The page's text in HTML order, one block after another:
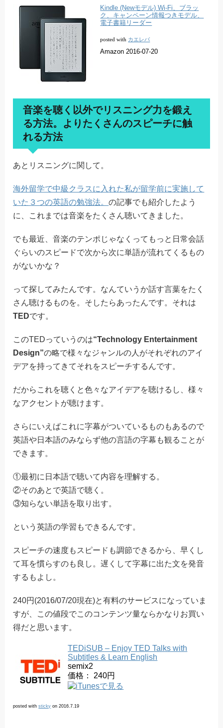
Kindle (Newモデル) Wi-Fi、ブラッ
ク、キャンペーン情報つきモデル、
電子書籍リーダー
posted with カエレバ
Amazon 2016-07-20
音楽を聴く以外でリスニング力を鍛え
る方法。よりたくさんのスピーチに触
れる方法
あとリスニングに関して。
海外留学で中級クラスに入れた私が留学前に実施して
いた３つの英語の勉強法。の記事でも紹介したよう
に、これまでは音楽をたくさん聴いてきました。
でも最近、音楽のテンポじゃなくってもっと日常会話
ぐらいのスピードで次から次に単語が流れてくるもの
がないかな？
って探してみたんです。なんていうか話す言葉をたく
さん聴けるものを。そしたらあったんです。それは
TEDです。
このTEDっていうのは“Technology Entertainment
Design”の略で様々なジャンルの人がそれぞれのアイ
デアを持ってきてそれをスピーチするんです。
だからこれを聴くと色々なアイデアを聴けるし、様々
なアクセントが聴けます。
さらにいえばこれに字幕がついているものもあるので
英語や日本語のみならず他の言語の字幕も観ることが
できます。
①最初に日本語で聴いて内容を理解する。
②そのあとで英語で聴く。
③知らない単語を取り出す。
という英語の学習もできるんです。
スピーチの速度もスピードも調節できるから、早くし
て耳を慣らすのも良し。遅くして字幕に出た文を発音
するもよし。
240円(2016/07/20現在)と有料のサービスになっていま
すが、この値段でこのコンテンツ量ならかなりお買い
得だと思います。
TEDiSUB – Enjoy TED Talks with
Subtitles & Learn English
semix2
価格： 240円
posted withsticky on 2016.7.19